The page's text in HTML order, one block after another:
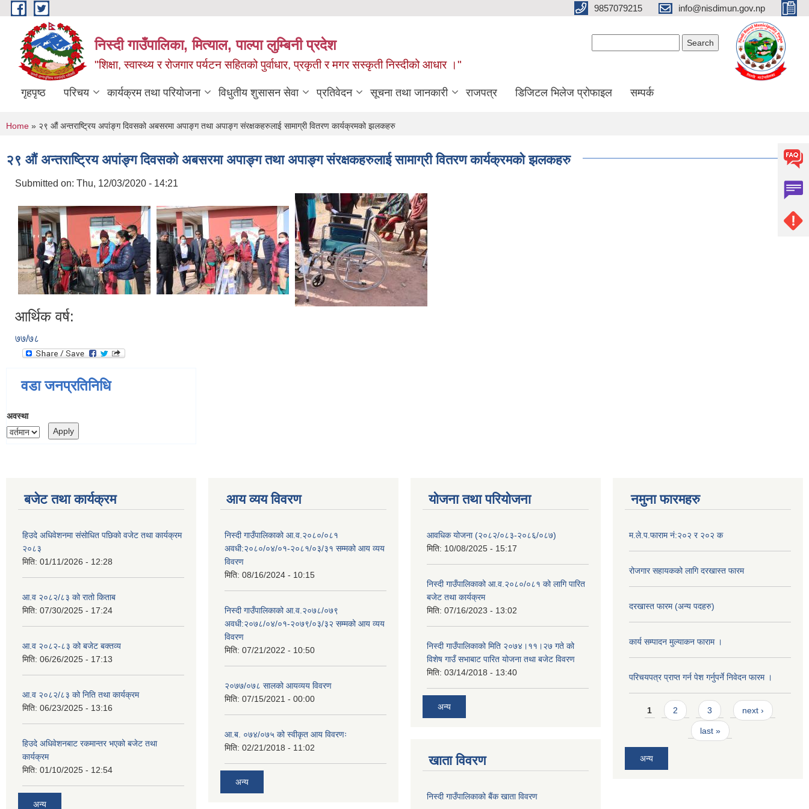
Skip to main content 9857079215 info@nisdimun.gov.np
निस्दी गाउँपालिका, मित्याल, पाल्पा लुम्बिनी प्रदेश
"शिक्षा, स्वास्थ्य र रोजगार पर्यटन सहितको पुर्वाधार, प्रकृती र मगर सस्कृती निस्दीको आधार ।"
गृहपृष्ठ परिचय कार्यक्रम तथा परियोजना विधुतीय शुसासन सेवा प्रतिवेदन सूचना तथा जानकारी राजपत्र डिजिटल भिलेज प्रोफाइल सम्पर्क
You are here
Home » २९ ‍औं अन्तराष्ट्रिय अपांङ्ग दिवसको अबसरमा अपाङ्ग तथा अपाङ्ग संरक्षकहरुलाई सामाग्री वितरण कार्यक्रमको झलकहरु
२९ ‍औं अन्तराष्ट्रिय अपांङ्ग दिवसको अबसरमा अपाङ्ग तथा अपाङ्ग संरक्षकहरुलाई सामाग्री वितरण कार्यक्रमको झलकहरु
Submitted on: Thu, 12/03/2020 - 14:21
आर्थिक वर्ष:
७७/७८
वडा जनप्रतिनिधि
अवस्था
बजेट तथा कार्यक्रम
हिउदे अधिवेशनमा संसोधित पछिको वजेट तथा कार्यक्रम
२०८३
मिति: 01/11/2026 - 12:28
आ.व २०८२/८३ को रातो किताब
मिति: 07/30/2025 - 17:24
आ.व २०८२-८३ को बजेट बक्तव्य
मिति: 06/26/2025 - 17:13
आ.व २०८२/८३ को निति तथा कार्यक्रम
मिति: 06/23/2025 - 13:16
हिउदे अधिवेशनबाट रकमान्तर भएको बजेट तथा
कार्यक्रम
मिति: 01/10/2025 - 12:54
अन्य
आय व्यय विवरण
निस्दी गाउँपालिकाको आ.व.२०८०/०८१
अवधी:२०८०/०४/०१-२०८१/०३/३१ सम्मको आय व्यय
विवरण
मिति: 08/16/2024 - 10:15
निस्दी गाउँपालिकाको आ.व.२०७८/०७९
अवधी:२०७८/०४/०१-२०७९/०३/३२ सम्मको आय व्यय
विवरण
मिति: 07/21/2022 - 10:50
२०७७/०७८ सालको आयव्यय विवरण
मिति: 07/15/2021 - 00:00
आ.ब. ०७४/०७५ को स्वीकृत आय विवरणः
मिति: 02/21/2018 - 11:02
अन्य
योजना तथा परियोजना
आवधिक योजना (२०८२/०८३-२०८६/०८७)
मिति: 10/08/2025 - 15:17
निस्दी गाउँपालिकाको आ.व.२०८०/०८१ को लागि पारित
बजेट तथा कार्यक्रम
मिति: 07/16/2023 - 13:02
निस्दी गाउँपालिकाको मिति २०७४।११।२७ गते को
विशेष गाउँ सभाबाट पारित योजना तथा बजेट विवरण
मिति: 03/14/2018 - 13:40
अन्य
खाता विवरण
निस्दी गाउँपालिकाको बैंक खाता विवरण
नमुना फारमहरु
म.ले.प.फाराम नं:२०२ र २०२ क
रोजगार सहायकको लागि दरखास्त फारम
दरखास्त फारम (अन्य पदहरु)
कार्य सम्पादन मुल्याक‌न फाराम ।
परिचयपत्र प्राप्त गर्न पेश गर्नुपर्ने निवेदन फारम ।
Pages
1 2 3 next ›
last »
अन्य